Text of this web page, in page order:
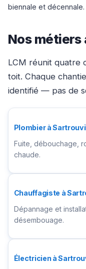
biennale et décennale.
Nos
LCM réunit quatre
toit. Chaque
identifié — pas de
Plombier à
Fuite, débouchage,
chaude.
Chauffagiste à
Dépannage et
désembouage.
Électricien à